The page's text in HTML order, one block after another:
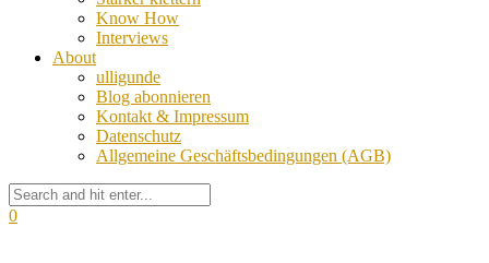
Know How
Interviews
About
ulligunde
Blog abonnieren
Kontakt & Impressum
Datenschutz
Allgemeine Geschäftsbedingungen (AGB)
0